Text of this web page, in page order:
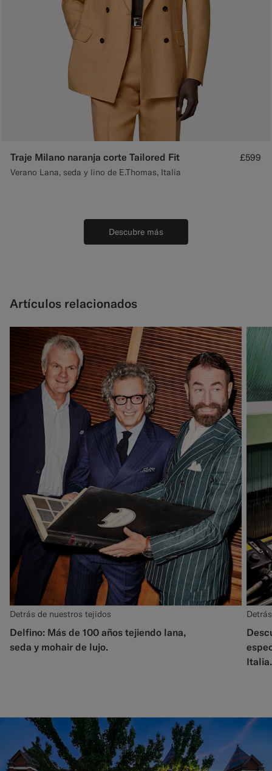
Traje Milano naranja corte Tailored Fit
Verano Lana, seda y lino de E.Thomas, Italia
£599
Descubre más
Artículos relacionados
Detrás de nuestros tejidos
Delfino: Más de 100 años tejiendo lana,
seda y mohair de lujo.
Italia.